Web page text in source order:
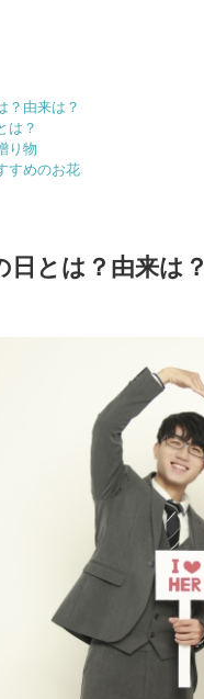
？由来は？
は？
り物
すめのお花
とは？由来は？